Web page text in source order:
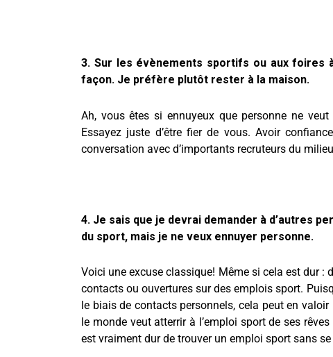
3. Sur les évènements sportifs ou aux foires
façon. Je préfère plutôt rester à la maison.
Ah, vous êtes si ennuyeux que personne ne
Essayez juste d’être fier de vous. Avoir
conversation avec d’importants recruteurs du
4. Je sais que je devrai demander à d’autres
du sport, mais je ne veux ennuyer personne.
Voici une excuse classique! Même si cela est dur
contacts ou ouvertures sur des emplois sport.
le biais de contacts personnels, cela peut en
le monde veut atterrir à l’emploi sport de ses
est vraiment dur de trouver un emploi sport sans